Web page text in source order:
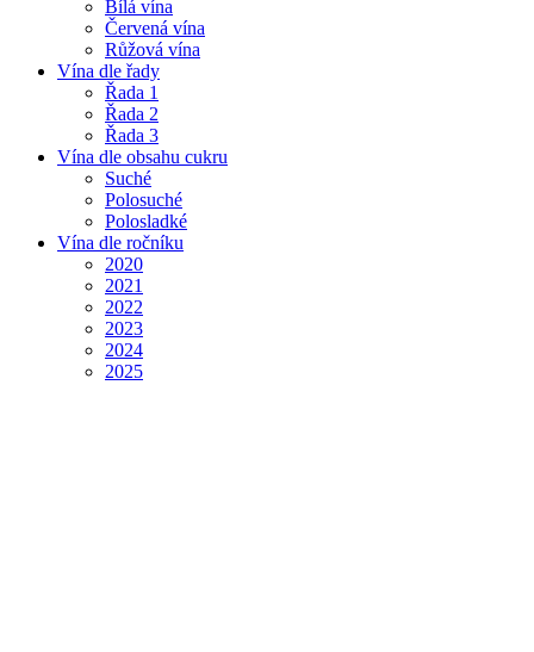
Bílá vína
Červená vína
Růžová vína
Vína dle řady
Řada 1
Řada 2
Řada 3
Vína dle obsahu cukru
Suché
Polosuché
Polosladké
Vína dle ročníku
2020
2021
2022
2023
2024
2025